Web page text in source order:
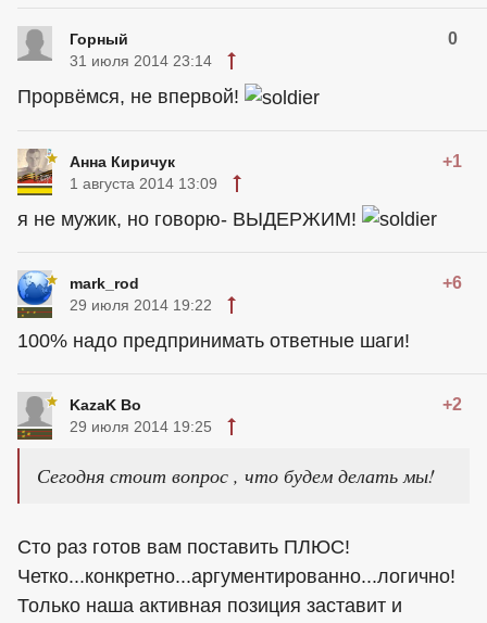
Горный 0
31 июля 2014 23:14
Прорвёмся, не впервой!
Анна Киричук +1
1 августа 2014 13:09
я не мужик, но говорю- ВЫДЕРЖИМ!
mark_rod +6
29 июля 2014 19:22
100% надо предпринимать ответные шаги!
KazaK Bo +2
29 июля 2014 19:25
Сегодня стоит вопрос , что будем делать мы!
Сто раз готов вам поставить ПЛЮС!
Четко...конкретно...аргументированно...логично!
Только наша активная позиция заставит и